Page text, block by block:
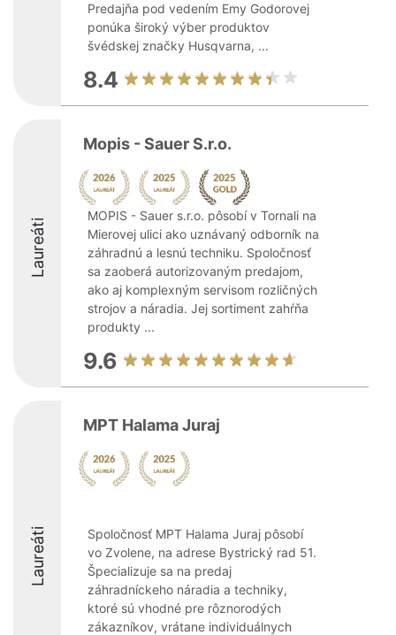
Predajňa pod vedením Emy Godorovej
ponúka široký výber produktov
švédskej značky Husqvarna, ...
8.4
Laureáti
Mopis - Sauer S.r.o.
MOPIS - Sauer s.r.o. pôsobí v Tornali na
Mierovej ulici ako uznávaný odborník na
záhradnú a lesnú techniku. Spoločnosť
sa zaoberá autorizovaným predajom,
ako aj komplexným servisom rozličných
strojov a náradia. Jej sortiment zahŕňa
produkty ...
9.6
Laureáti
MPT Halama Juraj
Spoločnosť MPT Halama Juraj pôsobí
vo Zvolene, na adrese Bystrický rad 51.
Špecializuje sa na predaj
záhradníckeho náradia a techniky,
ktoré sú vhodné pre rôznorodých
zákazníkov, vrátane individuálnych